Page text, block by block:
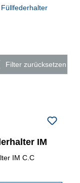
Füllfederhalter
Filter zurücksetzen
IM
IM C.C